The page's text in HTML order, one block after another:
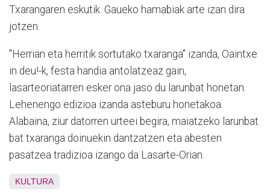
Txarangaren eskutik. Gaueko hamabiak arte izan dira
jotzen.
"Herrian eta herritik sortutako txaranga" izanda, Oaintxe
in deu!-k, festa handia antolatzeaz gain,
lasarteoriatarren esker ona jaso du larunbat honetan.
Lehenengo edizioa izanda asteburu honetakoa.
Alabaina, ziur datorren urteei begira, maiatzeko larunbat
bat txaranga doinuekin dantzatzen eta abesten
pasatzea tradizioa izango da Lasarte-Orian.
KULTURA